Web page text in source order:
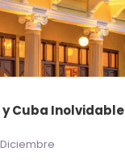
Cuba Inolvidable